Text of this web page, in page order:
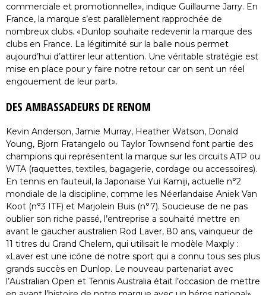
commerciale et promotionnelle», indique Guillaume Jarry. En
France, la marque s’est parallèlement rapprochée de
nombreux clubs. «Dunlop souhaite redevenir la marque des
clubs en France. La légitimité sur la balle nous permet
aujourd’hui d’attirer leur attention. Une véritable stratégie est
mise en place pour y faire notre retour car on sent un réel
engouement de leur part».
DES AMBASSADEURS DE RENOM
Kevin Anderson, Jamie Murray, Heather Watson, Donald
Young, Bjorn Fratangelo ou Taylor Townsend font partie des
champions qui représentent la marque sur les circuits ATP ou
WTA (raquettes, textiles, bagagerie, cordage ou accessoires).
En tennis en fauteuil, la Japonaise Yui Kamiji, actuelle n°2
mondiale de la discipline, comme les Néerlandaise Aniek Van
Koot (n°3 ITF) et Marjolein Buis (n°7). Soucieuse de ne pas
oublier son riche passé, l’entreprise a souhaité mettre en
avant le gaucher australien Rod Laver, 80 ans, vainqueur de
11 titres du Grand Chelem, qui utilisait le modèle Maxply :
«Laver est une icône de notre sport qui a connu tous ses plus
grands succès en Dunlop. Le nouveau partenariat avec
l’Australian Open et Tennis Australia était l’occasion de mettre